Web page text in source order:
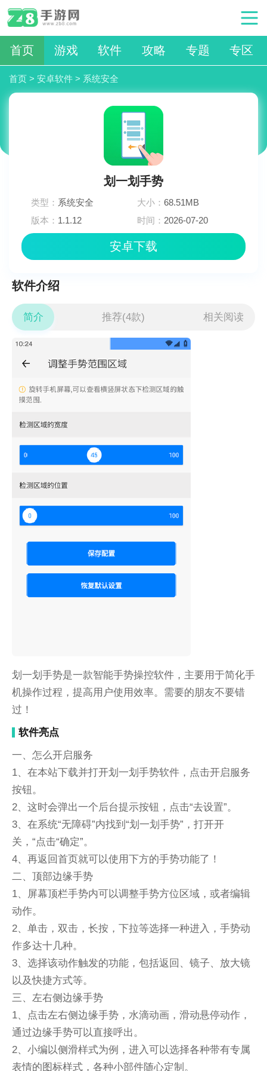
首页 游戏 软件 攻略 专题 专区
首页 > 安卓软件 > 系统安全
划一划手势
类型： 系统安全 大小：68.51MB
版本： 1.1.12 时间： 2026-07-20
安卓下载
软件介绍
简介 推荐(4款) 相关阅读
划一划手势是一款智能手势操控软件，主要用于简化手
机操作过程，提高用户使用效率。需要的朋友不要错
过！
软件亮点
一、怎么开启服务
1、在本站下载并打开划一划手势软件，点击开启服务
按钮。
2、这时会弹出一个后台提示按钮，点击“去设置”。
3、在系统“无障碍”内找到“划一划手势”，打开开
关，“点击“确定”。
4、再返回首页就可以使用下方的手势功能了！
二、顶部边缘手势
1、屏幕顶栏手势内可以调整手势方位区域，或者编辑
动作。
2、单击，双击，长按，下拉等选择一种进入，手势动
作多达十几种。
3、选择该动作触发的功能，包括返回、镜子、放大镜
以及快捷方式等。
三、左右侧边缘手势
1、点击左右侧边缘手势，水滴动画，滑动悬停动作，
通过边缘手势可以直接呼出。
2、小编以侧滑样式为例，进入可以选择各种带有专属
表情的图标样式，各种小部件随心定制。